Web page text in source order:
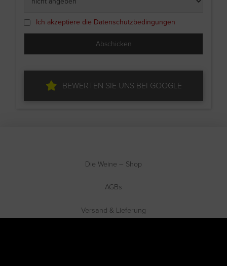
Ich akzeptiere die Datenschutzbedingungen
BEWERTEN SIE UNS BEI GOOGLE
Die Weine – Shop
AGBs
Versand & Lieferung